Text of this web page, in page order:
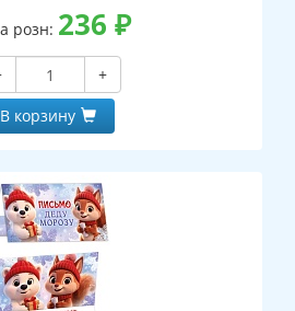
розн: 236 ₽
+
В корзину